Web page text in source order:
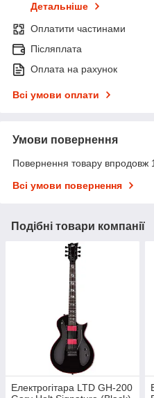
Детальніше
Оплатити частинами
Післяплата
Оплата на рахунок
Всі умови оплати
Умови повернення
Повернення товару впродовж
Всі умови повернення
Подібні товари компанії
Електрогітара LTD GH-200